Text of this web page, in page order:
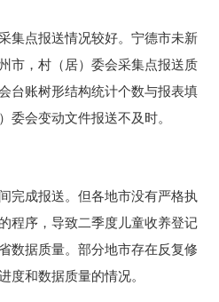
集点报送情况较好。宁德市未新
市，村（居）委会采集点报送质
台账树形结构统计个数与报表填
委会变动文件报送不及时。
完成报送。但各地市没有严格执
程序，导致二季度儿童收养登记
数据质量。部分地市存在反复修
度和数据质量的情况。